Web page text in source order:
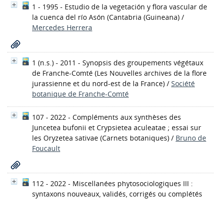
1 - 1995 - Estudio de la vegetación y flora vascular de
la cuenca del río Asón (Cantabria (Guineana) /
Mercedes Herrera
1 (n.s.) - 2011 - Synopsis des groupements végétaux
de Franche-Comté (Les Nouvelles archives de la flore
jurassienne et du nord-est de la France) / Société
botanique de Franche-Comté
107 - 2022 - Compléments aux synthèses des
Juncetea bufonii et Crypsietea aculeatae ; essai sur
les Oryzetea sativae (Carnets botaniques) / Bruno de
Foucault
112 - 2022 - Miscellanées phytosociologiques III :
syntaxons nouveaux, validés, corrigés ou complétés